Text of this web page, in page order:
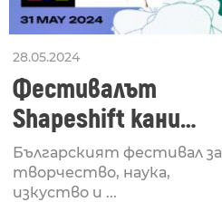
28.05.2024
Фестивалът
Shapeshift кани
Fabrizio Mammarella
за откриването си
Българският фестивал за
творчество, наука,
изкуство и ...